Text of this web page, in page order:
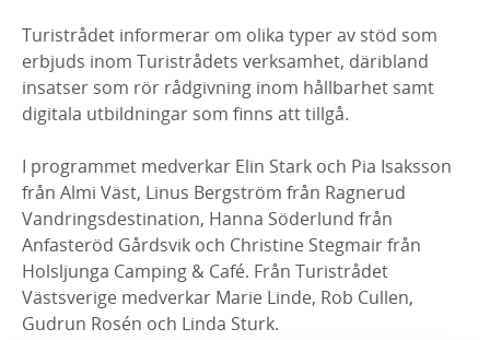
Turistrådet informerar om olika typer av stöd som
erbjuds inom Turistrådets verksamhet, däribland
insatser som rör rådgivning inom hållbarhet samt
digitala utbildningar som finns att tillgå.
I programmet medverkar Elin Stark och Pia Isaksson
från Almi Väst, Linus Bergström från Ragnerud
Vandringsdestination, Hanna Söderlund från
Anfasteröd Gårdsvik och Christine Stegmair från
Holsljunga Camping & Café. Från Turistrådet
Västsverige medverkar Marie Linde, Rob Cullen,
Gudrun Rosén och Linda Sturk.